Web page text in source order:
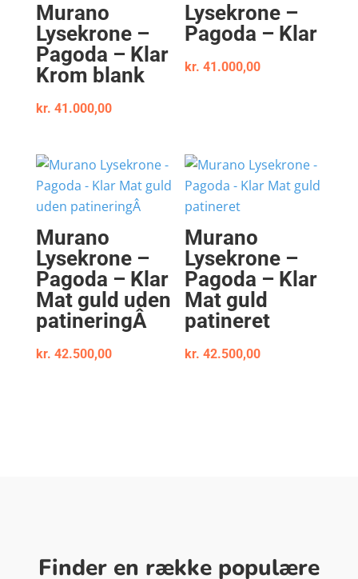
Murano
Lysekrone –
Pagoda – Klar
Krom blank
kr. 41.000,00
Lysekrone –
Pagoda – Klar
kr. 41.000,00
Murano
Lysekrone –
Pagoda – Klar
Mat guld uden
patineringÂ
kr. 42.500,00
Murano
Lysekrone –
Pagoda – Klar
Mat guld
patineret
kr. 42.500,00
Finder en række populære